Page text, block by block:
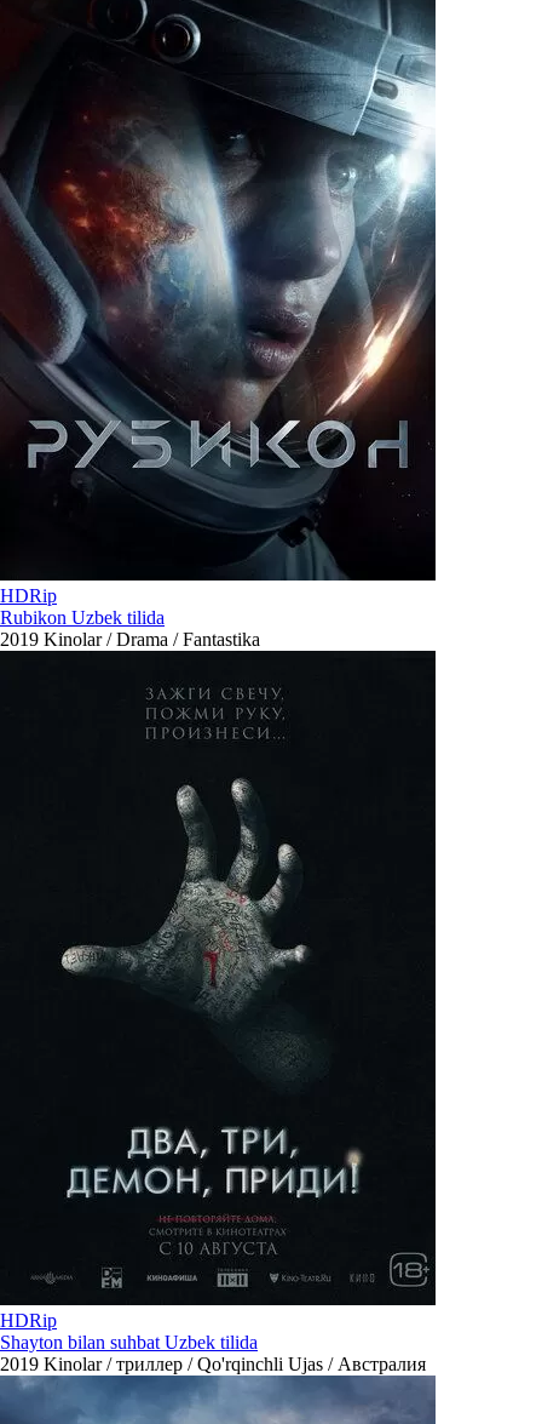
HDRip
Rubikon Uzbek tilida
2019 Kinolar / Drama / Fantastika
HDRip
Shayton bilan suhbat Uzbek tilida
2019 Kinolar / триллер / Qo'rqinchli Ujas / Австралия